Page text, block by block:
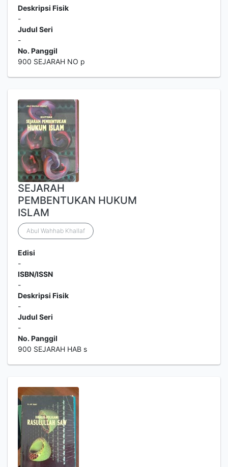
Deskripsi Fisik
-
Judul Seri
-
No. Panggil
900 SEJARAH NO p
SEJARAH
PEMBENTUKAN HUKUM
ISLAM
Abul Wahhab Khallaf
Edisi
-
ISBN/ISSN
-
Deskripsi Fisik
-
Judul Seri
-
No. Panggil
900 SEJARAH HAB s